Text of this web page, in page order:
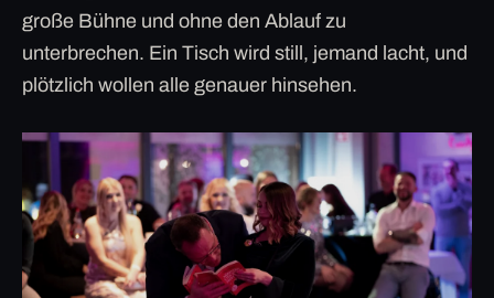
große Bühne und ohne den Ablauf zu
unterbrechen. Ein Tisch wird still, jemand lacht, und
plötzlich wollen alle genauer hinsehen.